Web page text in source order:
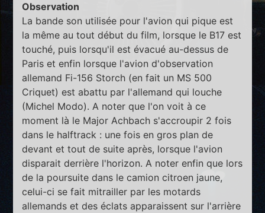
Observation
La bande son utilisée pour l'avion qui pique est
la même au tout début du film, lorsque le B17 est
touché, puis lorsqu'il est évacué au-dessus de
Paris et enfin lorsque l'avion d'observation
allemand Fi-156 Storch (en fait un MS 500
Criquet) est abattu par l'allemand qui louche
(Michel Modo). A noter que l'on voit à ce
moment là le Major Achbach s'accroupir 2 fois
dans le halftrack : une fois en gros plan de
devant et tout de suite après, lorsque l'avion
disparait derrière l'horizon. A noter enfin que lors
de la poursuite dans le camion citroen jaune,
celui-ci se fait mitrailler par les motards
allemands et des éclats apparaissent sur l'arrière